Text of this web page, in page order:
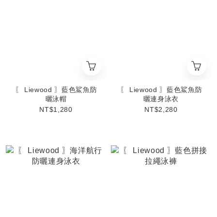
〖 Liewood 〗藍色鯊魚防
曬泳帽
NT$1,280
〖 Liewood 〗藍色鯊魚防
曬連身泳衣
NT$2,280